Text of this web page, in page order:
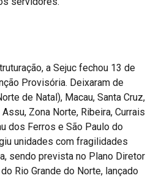
a Sejuc fechou 13 de
Provisória. Deixaram de
de Natal), Macau, Santa Cruz,
Zona Norte, Ribeira, Currais
dos Ferros e São Paulo do
unidades com fragilidades
sendo prevista no Plano Diretor
Rio Grande do Norte, lançado